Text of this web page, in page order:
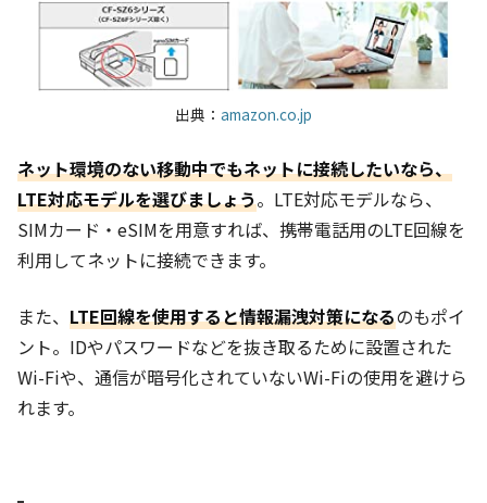
出典： amazon.co.jp
ネット環境のない移動中でもネットに接続したいなら、
LTE対応モデルを選びましょう。LTE対応モデルなら、
SIMカード・eSIMを用意すれば、携帯電話用のLTE回線を
利用してネットに接続できます。
また、 LTE回線を使用すると情報漏洩対策になるのもポイ
ント。IDやパスワードなどを抜き取るために設置された
Wi-Fiや、通信が暗号化されていないWi-Fiの使用を避けら
れます。